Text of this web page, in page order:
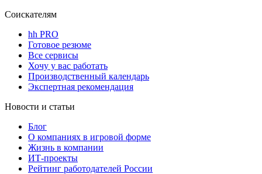
Соискателям
hh PRO
Готовое резюме
Все сервисы
Хочу у вас работать
Производственный календарь
Экспертная рекомендация
Новости и статьи
Блог
О компаниях в игровой форме
Жизнь в компании
ИТ-проекты
Рейтинг работодателей России